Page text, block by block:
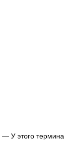
— У этого термина